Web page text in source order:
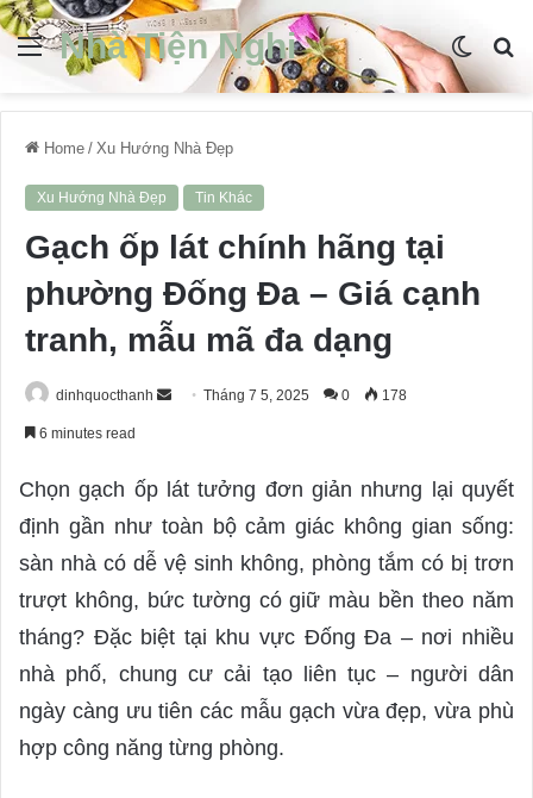
Menu
Nhà Tiện Nghi
Switch
skin
Home / Xu Hướng Nhà Đẹp
Xu Hướng Nhà Đẹp Tin Khác
Gạch ốp lát chính hãng tại
phường Đống Đa – Giá cạnh
tranh, mẫu mã đa dạng
dinhquocthanh
d
n
e
m
l
Tháng 7 5, 2025 0 178
6 minutes read
Chọn gạch ốp lát tưởng đơn giản nhưng lại quyết
định gần như toàn bộ cảm giác không gian sống:
sàn nhà có dễ vệ sinh không, phòng tắm có bị trơn
trượt không, bức tường có giữ màu bền theo năm
tháng? Đặc biệt tại khu vực Đống Đa – nơi nhiều
nhà phố, chung cư cải tạo liên tục – người dân
ngày càng ưu tiên các mẫu gạch vừa đẹp, vừa phù
hợp công năng từng phòng.